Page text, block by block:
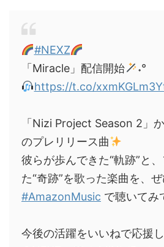
#NEXZ
「Miracle」配信開始
˖°
https://t.co/
「Nizi Project Season 2」
のプレリリース曲
彼らが歩んできた“軌跡”と
た“奇跡”を歌った楽曲を、
#AmazonMusic で聴いてみ
今後の活躍をいいねで応援